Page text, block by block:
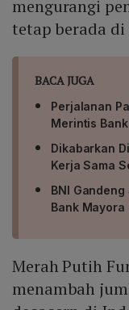
mengurangi
tetap berada di
BACA JUGA
Perjalanan
Merintis
Dikabarkan
Kerja Sama
BNI
Bank Mayora
Merah Putih
menambah